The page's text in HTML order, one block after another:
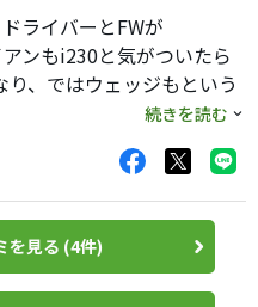
ライバーとFWが
ンもi230と気がついたら
、ではウェッジもという
で捌くスタイルなので特
打つため一番汎用性の高
があり、グリーンニアサ
奥の最悪な左足下がりの
など一通りこれ1本で可
続きを読む
を見る (4件)